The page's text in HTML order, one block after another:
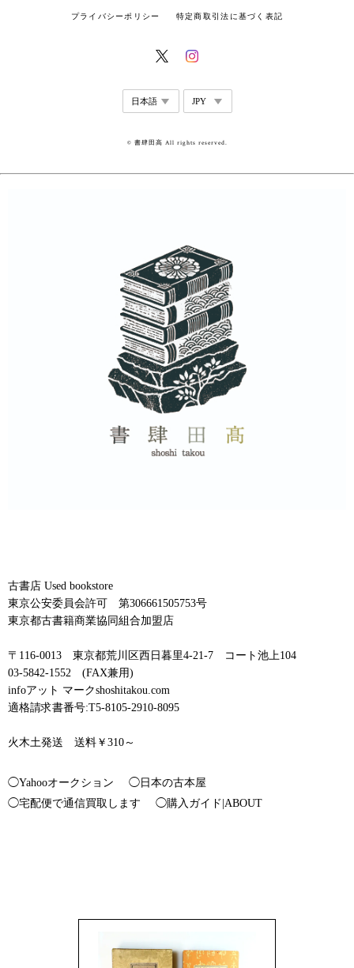
プライバシーポリシー 特定商取引法に基づく表記
© 書肆田高 All rights reserved.
古書店 Used bookstore
東京公安委員会許可 第306661505753号
東京都古書籍商業協同組合加盟店
〒116-0013 東京都荒川区西日暮里4-21-7 コート池上104
03-5842-1552 (FAX兼用)
infoアット マークshoshitakou.com
適格請求書番号:T5-8105-2910-8095
火木土発送 送料￥310～
◯Yahooオークション
◯日本の古本屋
◯宅配便で通信買取します
◯購入ガイド|ABOUT